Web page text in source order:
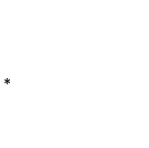
*Обязательно